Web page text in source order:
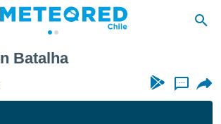
Batalha
...